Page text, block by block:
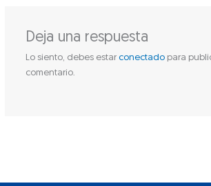
Deja una respuesta
Lo siento, debes estar conectadopara
comentario.